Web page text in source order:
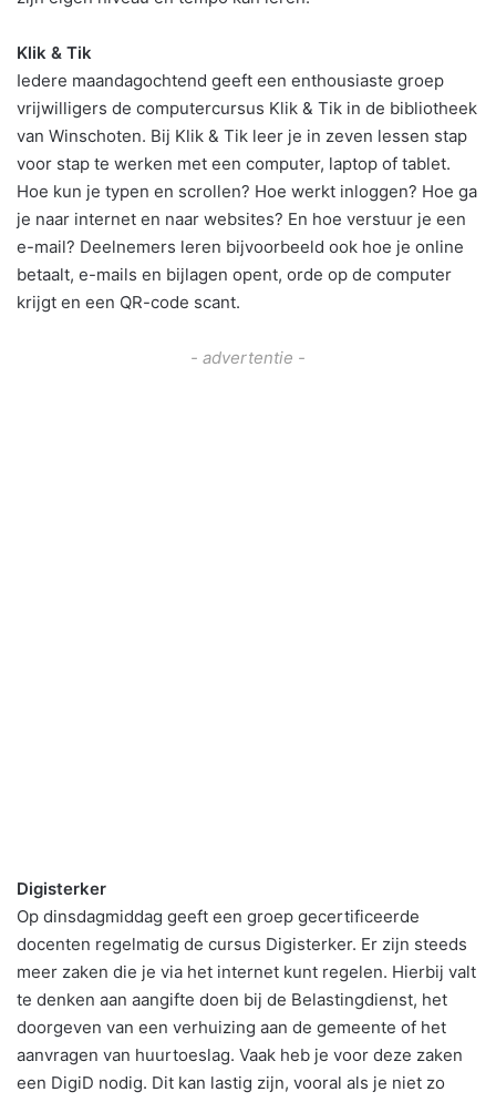
Klik & Tik
Iedere maandagochtend geeft een enthousiaste groep
vrijwilligers de computercursus Klik & Tik in de bibliotheek
van Winschoten. Bij Klik & Tik leer je in zeven lessen stap
voor stap te werken met een computer, laptop of tablet.
Hoe kun je typen en scrollen? Hoe werkt inloggen? Hoe ga
je naar internet en naar websites? En hoe verstuur je een
e-mail? Deelnemers leren bijvoorbeeld ook hoe je online
betaalt, e-mails en bijlagen opent, orde op de computer
krijgt en een QR-code scant.
- advertentie -
Digisterker
Op dinsdagmiddag geeft een groep gecertificeerde
docenten regelmatig de cursus Digisterker. Er zijn steeds
meer zaken die je via het internet kunt regelen. Hierbij valt
te denken aan aangifte doen bij de Belastingdienst, het
doorgeven van een verhuizing aan de gemeente of het
aanvragen van huurtoeslag. Vaak heb je voor deze zaken
een DigiD nodig. Dit kan lastig zijn, vooral als je niet zo